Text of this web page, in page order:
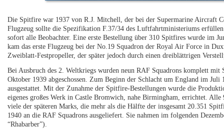
Die Spitfire war 1937 von R.J. Mitchell, der bei der Supermarine Aircraft
Flugzeug sollte die Spezifikation F.37/34 des Luftfahrtministeriums
sofort alle Beobachter. Eine erste Bestellung über 310 Spitfires wurde im
kam das erste Flugzeug bei der No.19 Squadron der Royal Air Force in
Zweiblatt-Festpropeller, der später jedoch durch einen dreiblättrigen
Bei Ausbruch des 2. Weltkriegs wurden neun RAF Squadrons komplett mit
Oktober 1939 abgeschossen. Zum Beginn der Schlacht um England im
ausgestattet. Mit der Zunahme der Spitfire-Bestellungen wurde die
eigenes großes Werk in Castle Bromwich, nahe Birmingham, errichtet.
viele der späteren Marks, die mehr als die Hälfte der insgesamt 20.351
1940 an die RAF Squadrons ausgeliefert. Sie nahmen im folgenden
“Rhabarber”).